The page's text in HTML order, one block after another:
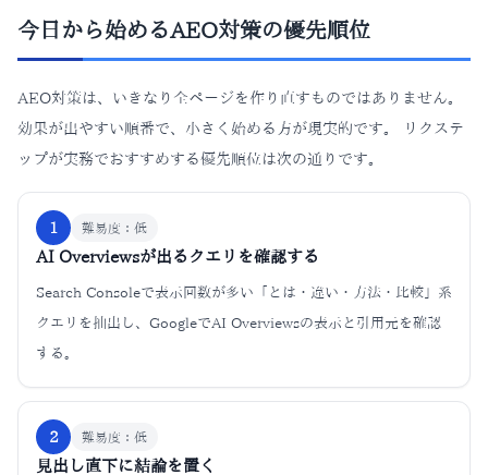
今日から始めるAEO対策の優先順位
AEO対策は、いきなり全ページを作り直すものではありません。
効果が出やすい順番で、小さく始める方が現実的です。 リクステ
ップが実務でおすすめする優先順位は次の通りです。
1 難易度： 低
AI Overviewsが出るクエリを確認する
Search Consoleで表示回数が多い「とは・違い・方法・比較」系
クエリを抽出し、GoogleでAI Overviewsの表示と引用元を確認
する。
2 難易度： 低
見出し直下に結論を置く